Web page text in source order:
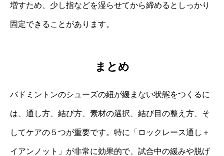
増すため、少し指などを湿らせてから締めるとしっかり
固定できることがあります。
まとめ
バドミントンのシューズの紐が緩まない状態をつくるに
は、通し方、結び方、素材の選択、結び目の整え方、そ
してケアの５つが重要です。特に「ロックレース通し＋
イアンノット」が非常に効果的で、試合中の緩みや脱げ